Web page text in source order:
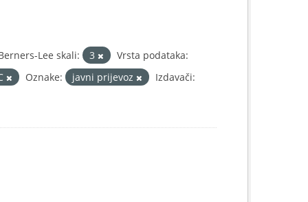
Lee skali: 3
Vrsta podataka:
Oznake: javni prijevoz Izdavači: